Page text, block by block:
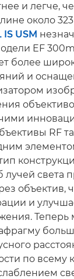
и легче,
около
USM
EF
более
и
RF
лучей света
объектив,
и
по всему